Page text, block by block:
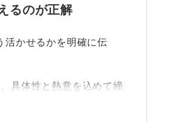
るのが正解
活かせるかを明確に伝
具体性と熱意を込めて締